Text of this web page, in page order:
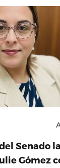
Senado la
Gómez